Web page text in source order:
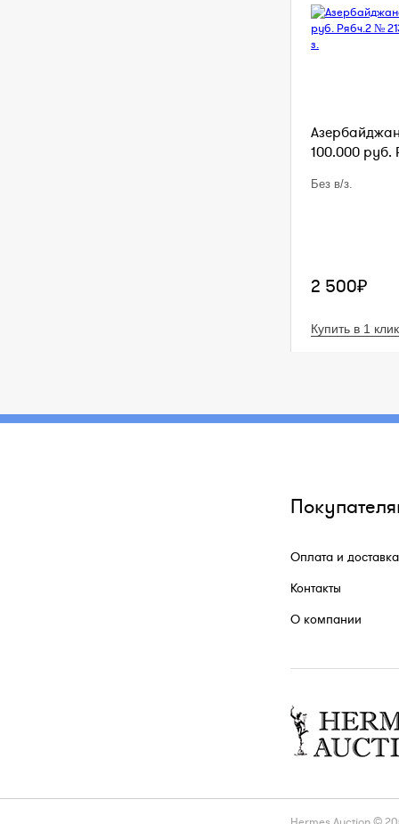
100.000 руб.
Без в/з.
2 500₽
Купить в 1 клик
Оплата и доставка
Контакты
О компании